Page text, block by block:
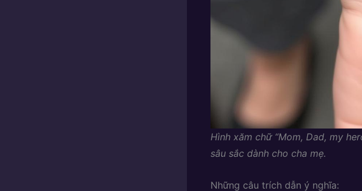
Hình xăm chữ “Mom, Dad, my
sâu sắc dành cho cha mẹ.
Những câu trích dẫn ý nghĩa: